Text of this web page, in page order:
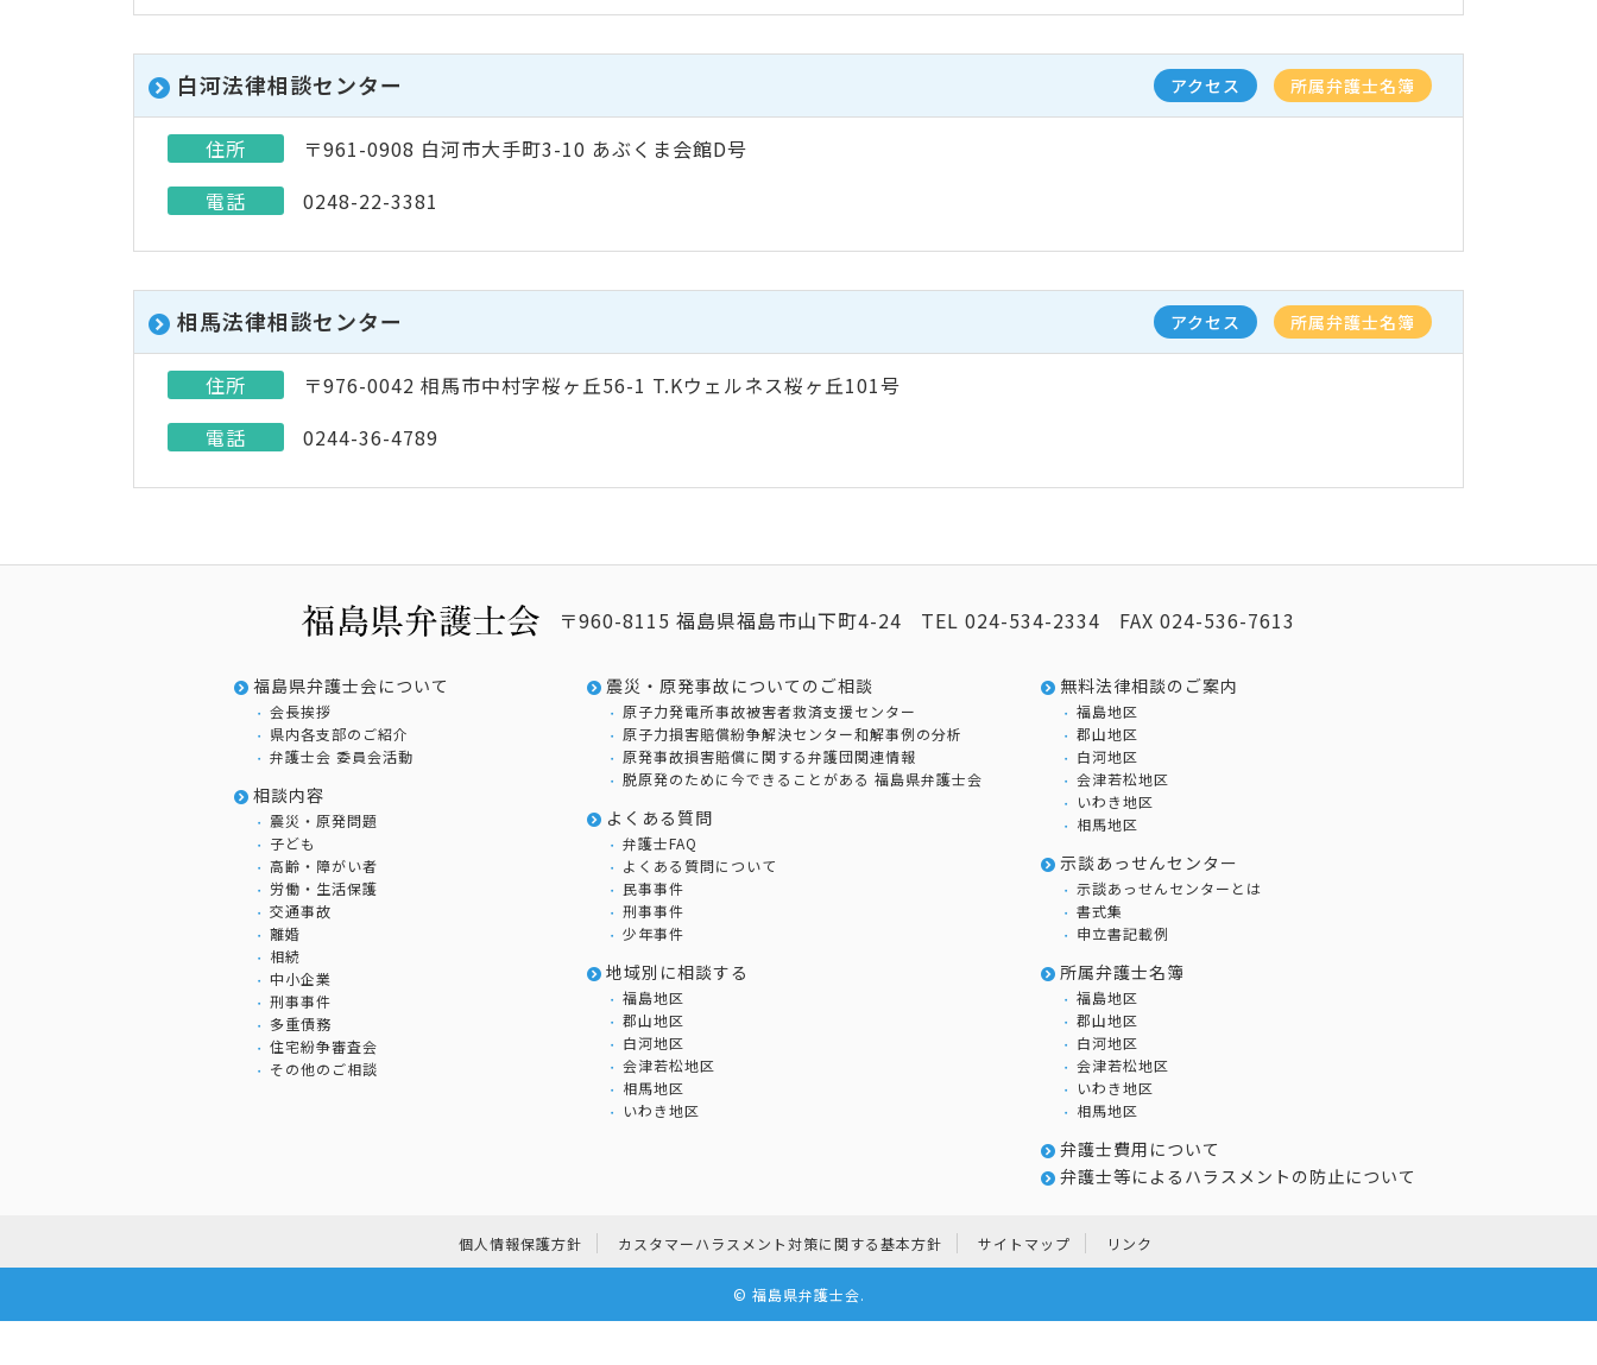
白河法律相談センター アクセス 所属弁護士名簿
住所
〒961-0908 白河市大手町3-10 あぶくま会館D号
電話
0248-22-3381
相馬法律相談センター アクセス 所属弁護士名簿
住所
〒976-0042 相馬市中村字桜ヶ丘56-1 T.Kウェルネス桜ヶ丘101号
電話
0244-36-4789
〒960-8115 福島県福島市山下町4-24 TEL 024-534-2334 FAX 024-536-7613
福島県弁護士会について
会長挨拶
県内各支部のご紹介
弁護士会 委員会活動
相談内容
震災・原発問題
子ども
高齢・障がい者
労働・生活保護
交通事故
離婚
相続
中小企業
刑事事件
多重債務
住宅紛争審査会
その他のご相談
震災・原発事故についてのご相談
原子力発電所事故被害者救済支援センター
原子力損害賠償紛争解決センター和解事例の分析
原発事故損害賠償に関する弁護団関連情報
脱原発のために今できることがある 福島県弁護士会
よくある質問
弁護士FAQ
よくある質問について
民事事件
刑事事件
少年事件
地域別に相談する
福島地区
郡山地区
白河地区
会津若松地区
相馬地区
いわき地区
無料法律相談のご案内
福島地区
郡山地区
白河地区
会津若松地区
いわき地区
相馬地区
示談あっせんセンター
示談あっせんセンターとは
書式集
申立書記載例
所属弁護士名簿
福島地区
郡山地区
白河地区
会津若松地区
いわき地区
相馬地区
弁護士費用について
弁護士等によるハラスメントの防止について
個人情報保護方針 カスタマーハラスメント対策に関する基本方針 サイトマップ リンク
© 福島県弁護士会.